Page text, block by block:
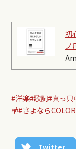
初
ノ
#洋楽#歌詞#真っ只
植#さよならCOLOR